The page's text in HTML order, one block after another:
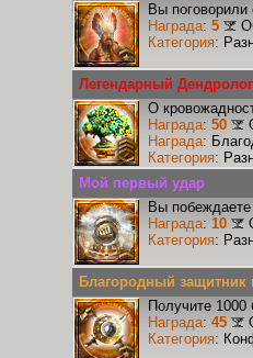
Вы
Награда: 5
Категория:
Легендарный Дендролог
О
Награда: 50
Награда:
Категория:
Мой первый удар
Вы
Награда: 10
Категория:
Благородный защитник
Получите 1000
Награда: 45
Категория: